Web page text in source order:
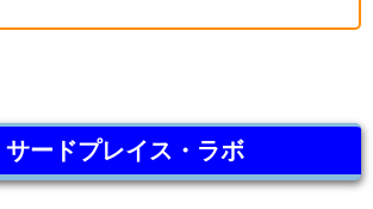
サードプレイス・ラボ